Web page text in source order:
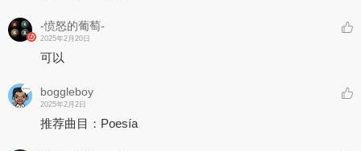
-愤怒的葡萄-
2025年2月20日
可以
boggleboy
2025年2月2日
推荐曲目：Poesía